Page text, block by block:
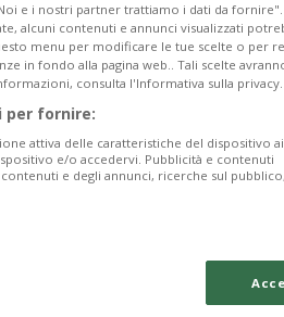
e i nostri partner trattiamo i dati da fornire".
alcuni contenuti e annunci visualizzati
menu per modificare le tue scelte o per
in fondo alla pagina web.. Tali scelte
consulta l'Informativa sulla privacy.
fornire:
attiva delle caratteristiche del dispositivo
e/o accedervi. Pubblicità e contenuti
e degli annunci, ricerche sul